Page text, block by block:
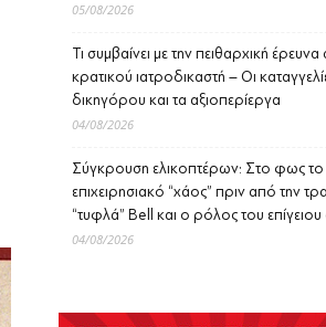
05/08/2026
Τι συμβαίνει με την πειθαρχική
κρατικού ιατροδικαστή – Οι
δικηγόρου και τα αξιοπερίεργα
04/08/2026
Σύγκρουση ελικοπτέρων: Στο φως το
επιχειρησιακό “χάος” πριν από την
“τυφλά” Bell και ο ρόλος του επίγειου
04/08/2026